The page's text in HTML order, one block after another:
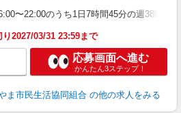
〜22:00のうち1日7時間45分の週38時間
り2027/03/31 23:59まで
応募画面へ進む
かんたん3ステップ！
ま市民生活協同組合 の他の求人をみる